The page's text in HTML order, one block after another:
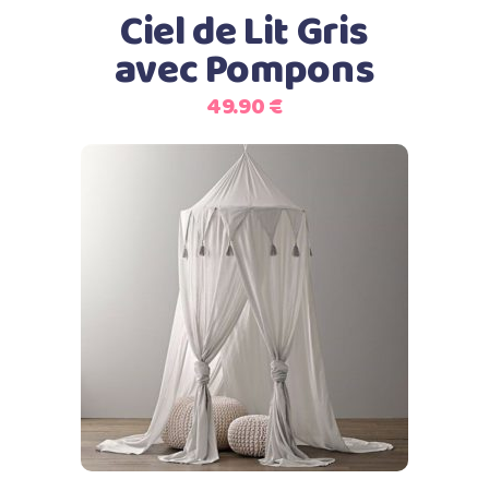
Ciel de Lit Gris
avec Pompons
49.90€
Ajouter au panier